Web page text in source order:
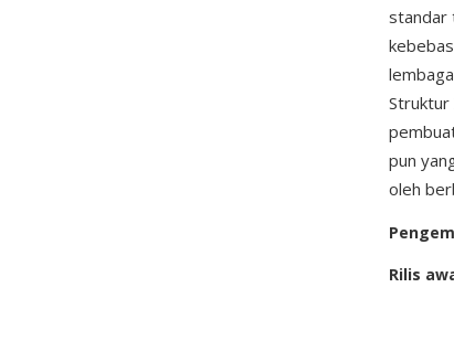
standar
Struktur
pun
oleh
Rilis